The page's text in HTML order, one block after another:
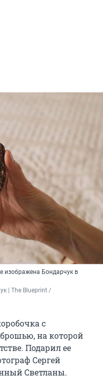
изображена Бондарчук в
| The Blueprint /
с
на которой
Подарил ее
Сергей
Светланы.